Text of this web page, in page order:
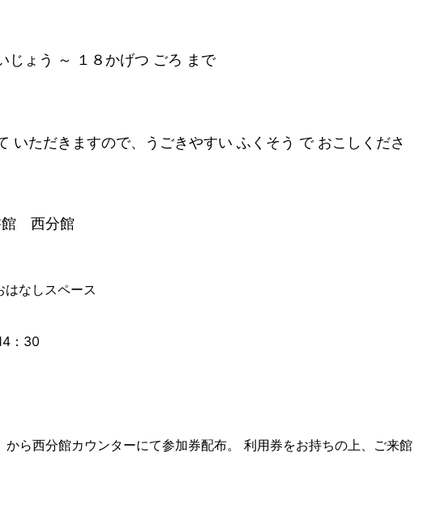
じょう ～ １８かげつ ごろ まで
いただきますので、うごきやすい ふくそう で おこしくださ
館 西分館
なしスペース
：30
から西分館カウンターにて参加券配布。 利用券をお持ちの上、ご来館